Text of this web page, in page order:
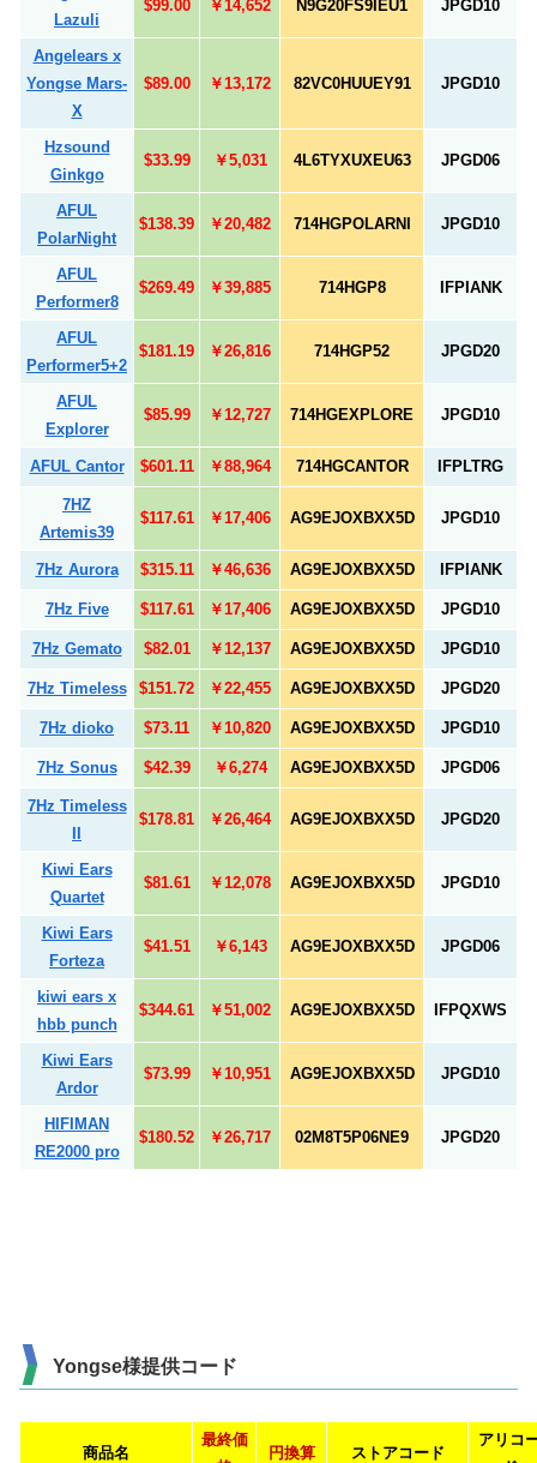
Lazuli
$99.00 ￥14,652 N9G20FS9IEU1 JPGD10
Angelears x
Yongse Mars-
X
$89.00 ￥13,172 82VC0HUUEY91 JPGD10
Hzsound
Ginkgo
$33.99 ￥5,031 4L6TYXUXEU63 JPGD06
AFUL
PolarNight
$138.39 ￥20,482 714HGPOLARNI JPGD10
AFUL
Performer8
$269.49 ￥39,885 714HGP8 IFPIANK
AFUL
Performer5+2
$181.19 ￥26,816 714HGP52 JPGD20
AFUL
Explorer
$85.99 ￥12,727 714HGEXPLORE JPGD10
AFUL Cantor $601.11 ￥88,964 714HGCANTOR IFPLTRG
7HZ
Artemis39
$117.61 ￥17,406 AG9EJOXBXX5D JPGD10
7Hz Aurora $315.11 ￥46,636 AG9EJOXBXX5D IFPIANK
7Hz Five $117.61 ￥17,406 AG9EJOXBXX5D JPGD10
7Hz Gemato $82.01 ￥12,137 AG9EJOXBXX5D JPGD10
7Hz Timeless $151.72 ￥22,455 AG9EJOXBXX5D JPGD20
7Hz dioko $73.11 ￥10,820 AG9EJOXBXX5D JPGD10
7Hz Sonus $42.39 ￥6,274 AG9EJOXBXX5D JPGD06
7Hz Timeless
$178.81 ￥26,464 AG9EJOXBXX5D JPGD20
Kiwi Ears
Quartet
$81.61 ￥12,078 AG9EJOXBXX5D JPGD10
Kiwi Ears
Forteza
$41.51 ￥6,143 AG9EJOXBXX5D JPGD06
kiwi ears x
hbb punch
$344.61 ￥51,002 AG9EJOXBXX5D IFPQXWS
Kiwi Ears
Ardor
$73.99 ￥10,951 AG9EJOXBXX5D JPGD10
HIFIMAN
RE2000 pro
$180.52 ￥26,717 02M8T5P06NE9 JPGD20
Yongse様提供コード
商品名
最終価
円換算 ストアコード
アリコ